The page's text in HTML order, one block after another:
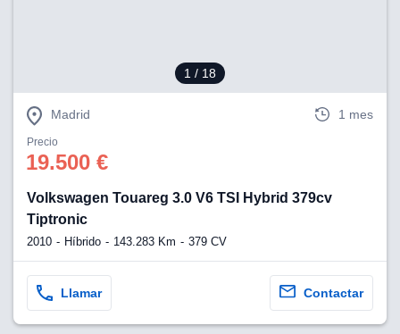
1 / 18
Madrid 1 mes
Precio
19.500 €
Volkswagen Touareg 3.0 V6 TSI Hybrid 379cv
Tiptronic
2010 Híbrido 143.283 Km 379 CV
Llamar Contactar